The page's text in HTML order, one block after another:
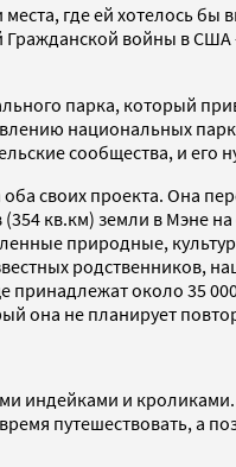
где ей хотелось
Гражданской войны в США
парка, который
национальных
сообщества, и его
своих проекта. Она
кв.км) земли в Мэне
природные,
родственников,
около 35
она не планирует
индейками и
путешествовать, а